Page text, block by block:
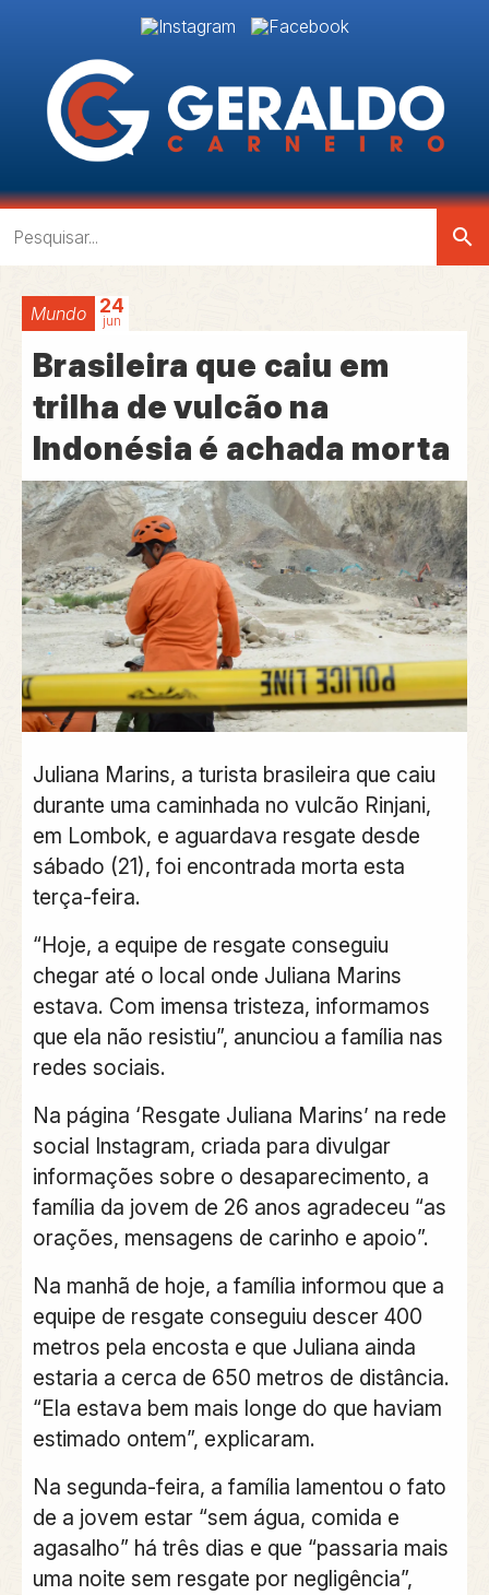
search
Mundo 24
jun
Brasileira que caiu em
trilha de vulcão na
Indonésia é achada morta
Juliana Marins, a turista brasileira que caiu
durante uma caminhada no vulcão Rinjani,
em Lombok, e aguardava resgate desde
sábado (21), foi encontrada morta esta
terça-feira.
“Hoje, a equipe de resgate conseguiu
chegar até o local onde Juliana Marins
estava. Com imensa tristeza, informamos
que ela não resistiu”, anunciou a família nas
redes sociais.
Na página ‘Resgate Juliana Marins’ na rede
social Instagram, criada para divulgar
informações sobre o desaparecimento, a
família da jovem de 26 anos agradeceu “as
orações, mensagens de carinho e apoio”.
Na manhã de hoje, a família informou que a
equipe de resgate conseguiu descer 400
metros pela encosta e que Juliana ainda
estaria a cerca de 650 metros de distância.
“Ela estava bem mais longe do que haviam
estimado ontem”, explicaram.
Na segunda-feira, a família lamentou o fato
de a jovem estar “sem água, comida e
agasalho” há três dias e que “passaria mais
uma noite sem resgate por negligência”,